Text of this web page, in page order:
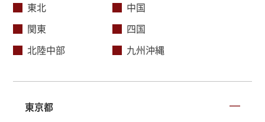
東北
関東
北陸中部
中国
四国
九州沖縄
東京都